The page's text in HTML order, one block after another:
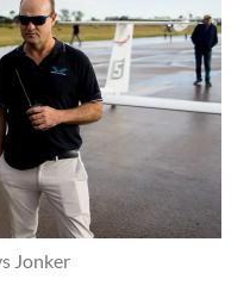
Jonker